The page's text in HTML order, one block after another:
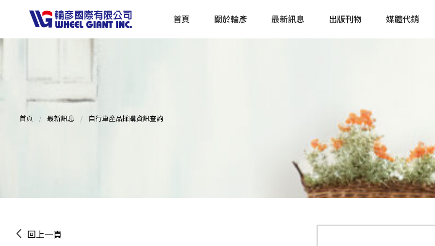
首頁 關於輪彥 最新訊息 出版刊物
戶外探索
主題書籍
媒體代銷
首頁 最新訊息 自行車產品採購資訊查詢
回上一頁